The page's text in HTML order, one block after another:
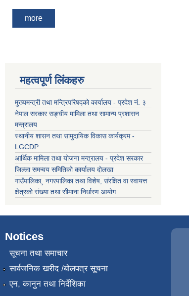
more
महत्वपूर्ण लिंकहरु
मुख्यमन्त्री तथा मन्त्रिपरिषद्को कार्यालय - प्रदेश नं. ३
नेपाल सरकार सङ्घीय मामिला तथा सामान्य प्रशासन
मन्त्रालय
स्थानीय शासन तथा सामुदायिक विकास कार्यक्रम -
LGCDP
आर्थिक मामिला तथा योजना मन्त्रालय - प्रदेश सरकार
जिल्ला समन्वय समितिको कार्यालय दोलखा
गाउँपालिका¸ नगरपालिका तथा विशेष, संरक्षित वा स्वायत्त
क्षेत्रको संख्या तथा सीमाना निर्धारण आयोग
Notices
सूचना तथा समाचार
सार्वजनिक खरीद /बोलपत्र सूचना
एन, कानुन तथा निर्देशिका